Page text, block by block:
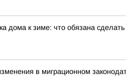
дома к зиме: что обязана
в миграционном